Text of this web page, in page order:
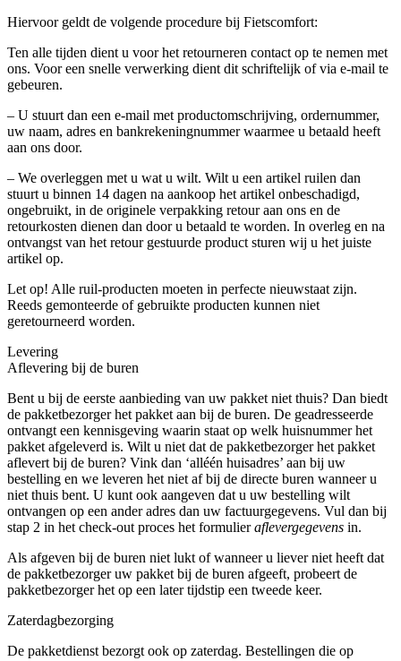
Hiervoor geldt de volgende procedure bij Fietscomfort:
Ten alle tijden dient u voor het retourneren contact op te nemen met
ons. Voor een snelle verwerking dient dit schriftelijk of via e-mail te
gebeuren.
– U stuurt dan een e-mail met productomschrijving, ordernummer,
uw naam, adres en bankrekeningnummer waarmee u betaald heeft
aan ons door.
– We overleggen met u wat u wilt. Wilt u een artikel ruilen dan
stuurt u binnen 14 dagen na aankoop het artikel onbeschadigd,
ongebruikt, in de originele verpakking retour aan ons en de
retourkosten dienen dan door u betaald te worden. In overleg en na
ontvangst van het retour gestuurde product sturen wij u het juiste
artikel op.
Let op! Alle ruil-producten moeten in perfecte nieuwstaat zijn.
Reeds gemonteerde of gebruikte producten kunnen niet
geretourneerd worden.
Levering
Aflevering bij de buren
Bent u bij de eerste aanbieding van uw pakket niet thuis? Dan biedt
de pakketbezorger het pakket aan bij de buren. De geadresseerde
ontvangt een kennisgeving waarin staat op welk huisnummer het
pakket afgeleverd is. Wilt u niet dat de pakketbezorger het pakket
aflevert bij de buren? Vink dan ‘alléén huisadres’ aan bij uw
bestelling en we leveren het niet af bij de directe buren wanneer u
niet thuis bent. U kunt ook aangeven dat u uw bestelling wilt
ontvangen op een ander adres dan uw factuurgegevens. Vul dan bij
stap 2 in het check-out proces het formulieraflevergegevens in.
Als afgeven bij de buren niet lukt of wanneer u liever niet heeft dat
de pakketbezorger uw pakket bij de buren afgeeft, probeert de
pakketbezorger het op een later tijdstip een tweede keer.
Zaterdagbezorging
De pakketdienst bezorgt ook op zaterdag. Bestellingen die op